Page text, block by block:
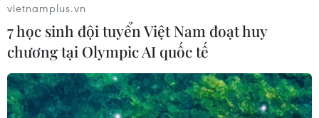
vietnamplus.vn
7 học sinh đội tuyển Việt Nam đoạt huy
chương tại Olympic AI quốc tế